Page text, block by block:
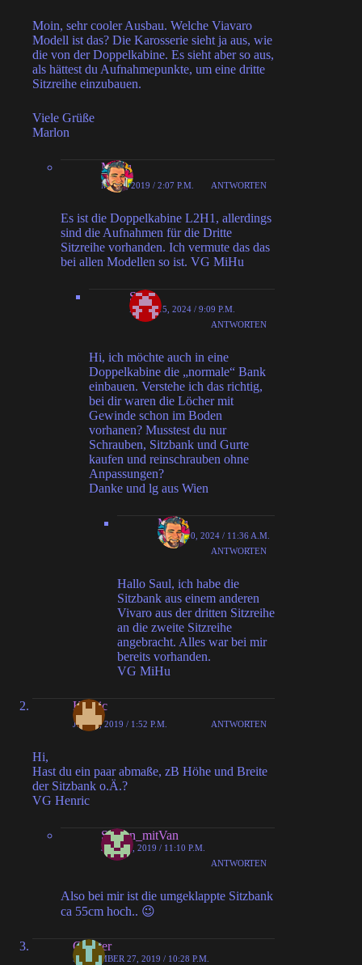
Moin, sehr cooler Ausbau. Welche Viavaro
Modell ist das? Die Karosserie sieht ja aus, wie
die von der Doppelkabine. Es sieht aber so aus,
als hättest du Aufnahmepunkte, um eine dritte
Sitzreihe einzubauen.
Viele Grüße
Marlon
MiHu
MAI 7, 2019 / 2:07 P.M. ANTWORTEN
Es ist die Doppelkabine L2H1, allerdings
sind die Aufnahmen für die Dritte
Sitzreihe vorhanden. Ich vermute das das
bei allen Modellen so ist. VG MiHu
Saul
MÄRZ 15, 2024 / 9:09 P.M.
ANTWORTEN
Hi, ich möchte auch in eine
Doppelkabine die „normale“ Bank
einbauen. Verstehe ich das richtig,
bei dir waren die Löcher mit
Gewinde schon im Boden
vorhanen? Musstest du nur
Schrauben, Sitzbank und Gurte
kaufen und reinschrauben ohne
Anpassungen?
Danke und lg aus Wien
MiHu
APRIL 10, 2024 / 11:36 A.M.
ANTWORTEN
Hallo Saul, ich habe die
Sitzbank aus einem anderen
Vivaro aus der dritten Sitzreihe
an die zweite Sitzreihe
angebracht. Alles war bei mir
bereits vorhanden.
VG MiHu
Henric
JUNI 1, 2019 / 1:52 P.M. ANTWORTEN
Hi,
Hast du ein paar abmaße, zB Höhe und Breite
der Sitzbank o.Ä.?
VG Henric
Schlan_mitVan
JUNI 12, 2019 / 11:10 P.M.
ANTWORTEN
Also bei mir ist die umgeklappte Sitzbank
ca 55cm hoch.. 😉
Chester
SEPTEMBER 27, 2019 / 10:28 P.M.